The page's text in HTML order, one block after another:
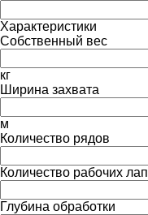
Характеристики
Собственный вес
кг
Ширина захвата
м
Количество рядов
Количество рабочих лап
Глубина обработки